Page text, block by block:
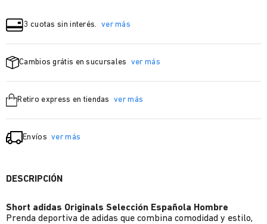
3 cuotas sin interés. ver más
Cambios grátis en sucursales ver más
Retiro express en tiendas ver más
Envíos ver más
DESCRIPCIÓN
Short adidas Originals Selección Española Hombre
Prenda deportiva de adidas que combina comodidad y estilo,